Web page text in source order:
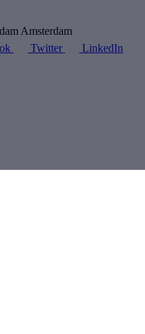
Amsterdam
Twitter LinkedIn